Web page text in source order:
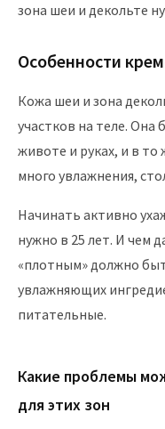
зона шеи и декольте
Особенности
Кожа шеи и зона
участков на теле. Она
животе и руках, и в то
много увлажнения,
Начинать активно
нужно в 25 лет. И чем
«плотным» должно
увлажняющих
питательные.
Какие проблемы
для этих зон